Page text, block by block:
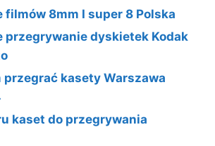
filmów 8mm I super 8 Polska
przegrywanie dyskietek Kodak
przegrać kasety Warszawa
kaset do przegrywania